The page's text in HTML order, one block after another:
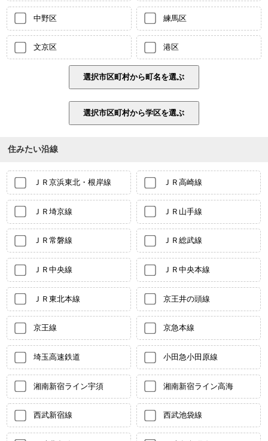
中野区 練馬区
文京区 港区
住みたい沿線
ＪＲ京浜東北・根岸線 ＪＲ高崎線
ＪＲ埼京線 ＪＲ山手線
ＪＲ常磐線 ＪＲ総武線
ＪＲ中央線 ＪＲ中央本線
ＪＲ東北本線 京王井の頭線
京王線 京急本線
埼玉高速鉄道 小田急小田原線
湘南新宿ライン宇須 湘南新宿ライン高海
西武新宿線 西武池袋線